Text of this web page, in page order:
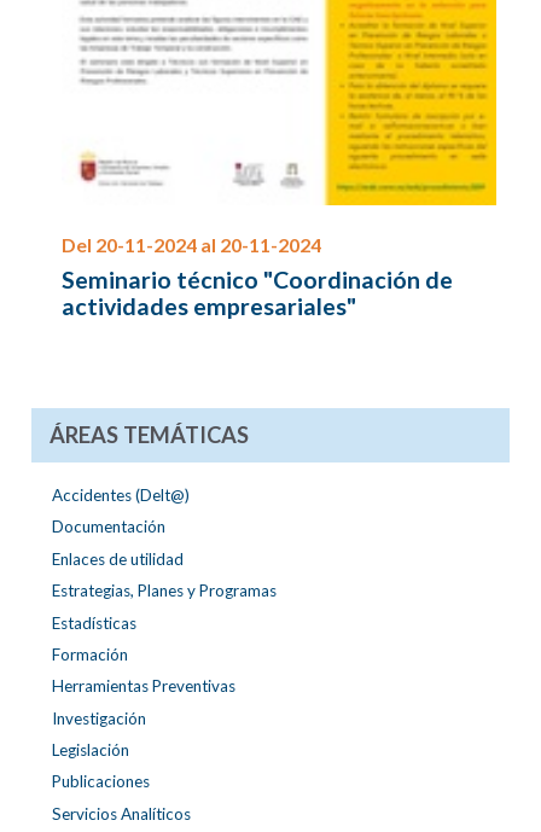
Del 20-11-2024 al 20-11-2024
Seminario técnico "Coordinación de
actividades empresariales"
ÁREAS TEMÁTICAS
Accidentes (Delt@)
Documentación
Enlaces de utilidad
Estrategias, Planes y Programas
Estadísticas
Formación
Herramientas Preventivas
Investigación
Legislación
Publicaciones
Servicios Analíticos